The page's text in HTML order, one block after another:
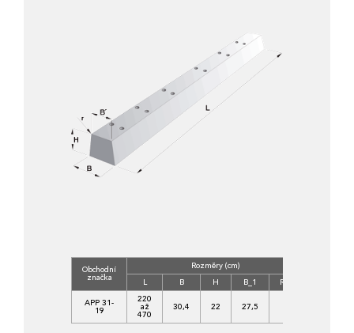
Obchodní
značka
Rozměry (cm)
L B H B_1
R_2
APP 31-
19
220
až
470
30,4 22 27,5